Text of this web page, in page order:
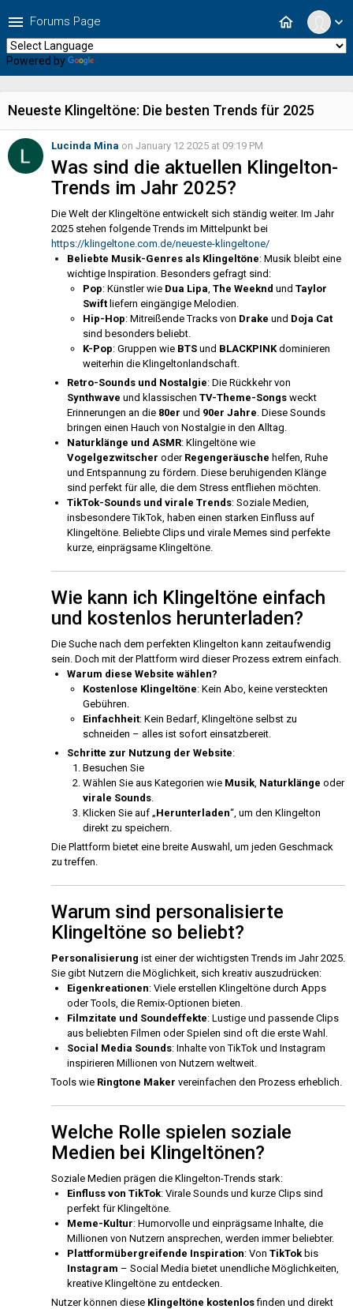
expand_more
home
menu Forums Page
Powered by
Neueste Klingeltöne: Die besten Trends für 2025
Lucinda Mina on January 12 2025 at 09:19 PM
Was sind die aktuellen Klingelton-
Trends im Jahr 2025?
Die Welt der Klingeltöne entwickelt sich ständig weiter. Im Jahr
2025 stehen folgende Trends im Mittelpunkt bei
https://klingeltone.com.de/neueste-klingeltone/
Beliebte Musik-Genres als Klingeltöne: Musik bleibt eine
wichtige Inspiration. Besonders gefragt sind:
Pop: Künstler wie Dua Lipa, The Weeknd und Taylor
Swift liefern eingängige Melodien.
Hip-Hop: Mitreißende Tracks von Drake und Doja Cat
sind besonders beliebt.
K-Pop: Gruppen wie BTS und BLACKPINKdominieren
weiterhin die Klingeltonlandschaft.
Retro-Sounds und Nostalgie: Die Rückkehr von
Synthwave und klassischen TV-Theme-Songs weckt
Erinnerungen an die 80er und 90er Jahre. Diese Sounds
bringen einen Hauch von Nostalgie in den Alltag.
Naturklänge und ASMR: Klingeltöne wie
Vogelgezwitscher oder Regengeräusche helfen, Ruhe
und Entspannung zu fördern. Diese beruhigenden Klänge
sind perfekt für alle, die dem Stress entfliehen möchten.
TikTok-Sounds und virale Trends: Soziale Medien,
insbesondere TikTok, haben einen starken Einfluss auf
Klingeltöne. Beliebte Clips und virale Memes sind perfekte
kurze, einprägsame Klingeltöne.
Wie kann ich Klingeltöne einfach
und kostenlos herunterladen?
Die Suche nach dem perfekten Klingelton kann zeitaufwendig
sein. Doch mit der Plattform wird dieser Prozess extrem einfach.
Warum diese Website wählen?
Kostenlose Klingeltöne: Kein Abo, keine versteckten
Gebühren.
Einfachheit: Kein Bedarf, Klingeltöne selbst zu
schneiden – alles ist sofort einsatzbereit.
Schritte zur Nutzung der Website:
Besuchen Sie
Wählen Sie aus Kategorien wie Musik, Naturklänge oder
virale Sounds.
Klicken Sie auf „Herunterladen“, um den Klingelton
direkt zu speichern.
Die Plattform bietet eine breite Auswahl, um jeden Geschmack
zu treffen.
Warum sind personalisierte
Klingeltöne so beliebt?
Personalisierung ist einer der wichtigsten Trends im Jahr 2025.
Sie gibt Nutzern die Möglichkeit, sich kreativ auszudrücken:
Eigenkreationen: Viele erstellen Klingeltöne durch Apps
oder Tools, die Remix-Optionen bieten.
Filmzitate und Soundeffekte: Lustige und passende Clips
aus beliebten Filmen oder Spielen sind oft die erste Wahl.
Social Media Sounds: Inhalte von TikTok und Instagram
inspirieren Millionen von Nutzern weltweit.
Tools wie Ringtone Maker vereinfachen den Prozess erheblich.
Welche Rolle spielen soziale
Medien bei Klingeltönen?
Soziale Medien prägen die Klingelton-Trends stark:
Einfluss von TikTok: Virale Sounds und kurze Clips sind
perfekt für Klingeltöne.
Meme-Kultur: Humorvolle und einprägsame Inhalte, die
Millionen von Nutzern ansprechen, werden immer beliebter.
Plattformübergreifende Inspiration: Von TikTokbis
Instagram – Social Media bietet unendliche Möglichkeiten,
kreative Klingeltöne zu entdecken.
Nutzer können diese Klingeltöne kostenlosfinden und direkt